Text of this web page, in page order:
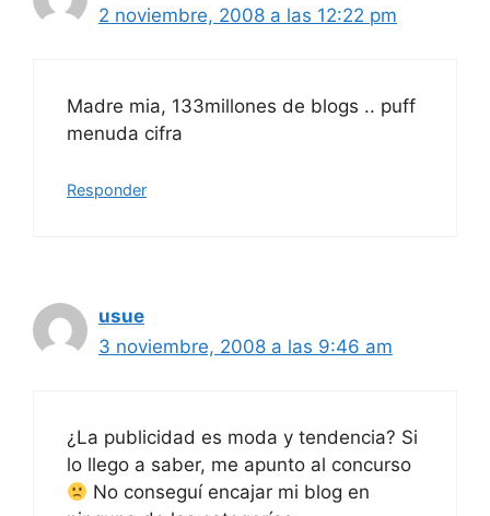
2 noviembre, 2008 a las 12:22 pm
Madre mia, 133millones de blogs .. puff
menuda cifra
Responder
usue
3 noviembre, 2008 a las 9:46 am
¿La publicidad es moda y tendencia? Si
lo llego a saber, me apunto al concurso
No conseguí encajar mi blog en